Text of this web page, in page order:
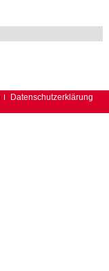
Datenschutzerklärung